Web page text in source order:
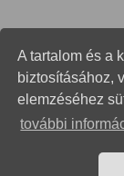
A tartalom és a
biztosításához,
elemzéséhez
további